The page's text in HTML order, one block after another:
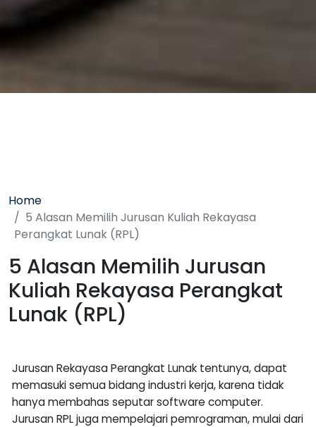
Home
5 Alasan Memilih Jurusan Kuliah Rekayasa
Perangkat Lunak (RPL)
5 Alasan Memilih Jurusan
Kuliah Rekayasa Perangkat
Lunak (RPL)
Jurusan Rekayasa Perangkat Lunak tentunya, dapat
memasuki semua bidang industri kerja, karena tidak
hanya membahas seputar software computer.
Jurusan RPL juga mempelajari pemrograman, mulai dari